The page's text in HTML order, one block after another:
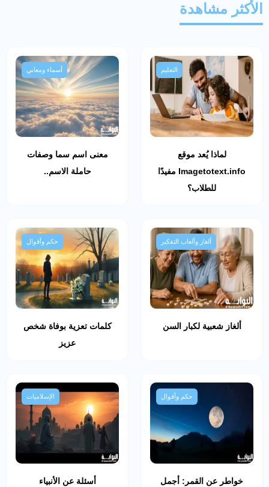
الأكثر مشاهدة
التعليم
لماذا يُعد موقع
Imagetotext.info مفيدًا
للطلاب؟
أسماء ومعاني
معنى اسم سما وصفات
حاملة الاسم..
ألغاز وألعاب التفكير
ألغاز شعبية لكبار السن
حكم وأقوال
كلمات تعزية بوفاة شخص
عزيز
حكم وأقوال
خواطر عن القمر: أجمل
الإسلاميات
أسئلة عن الأنبياء